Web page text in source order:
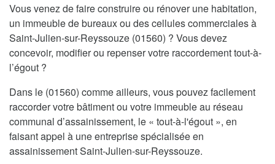
Vous venez de faire construire ou rénover une habitation,
un immeuble de bureaux ou des cellules commerciales à
Saint-Julien-sur-Reyssouze (01560) ? Vous devez
concevoir, modifier ou repenser votre raccordement tout-à-
l’égout ?
Dans le (01560) comme ailleurs, vous pouvez facilement
raccorder votre bâtiment ou votre immeuble au réseau
communal d’assainissement, le « tout-à-l'égout », en
faisant appel à une entreprise spécialisée en
assainissement Saint-Julien-sur-Reyssouze.